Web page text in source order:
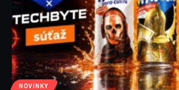
NOVINKY